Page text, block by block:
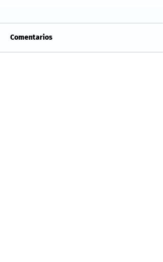
Comentarios